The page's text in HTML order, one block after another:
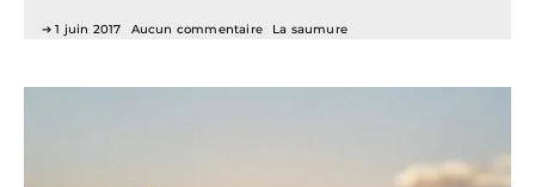
1 juin 2017 Aucun commentaire La saumure